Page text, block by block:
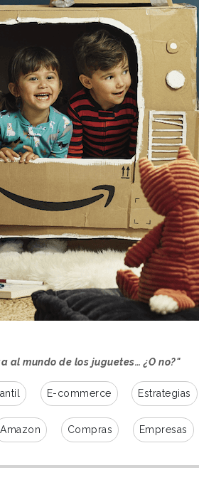
al mundo de los juguetes… ¿O no?"
E-commerce Estrategias
Amazon Compras Empresas